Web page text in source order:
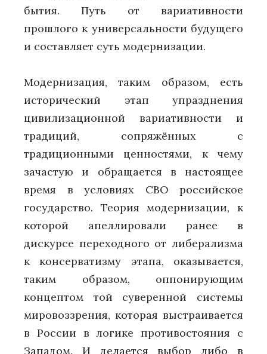
бытия. Путь от вариативности
прошлого к универсальности будущего
и составляет суть модернизации.
Модернизация, таким образом, есть
исторический этап упразднения
цивилизационной вариативности и
традиций, сопряжённых с
традиционными ценностями, к чему
зачастую и обращается в настоящее
время в условиях СВО российское
государство. Теория модернизации, к
которой апеллировали ранее в
дискурсе переходного от либерализма
к консерватизму этапа, оказывается,
таким образом, оппонирующим
концептом той суверенной системы
мировоззрения, которая выстраивается
в России в логике противостояния с
Западом. И делается выбор либо в